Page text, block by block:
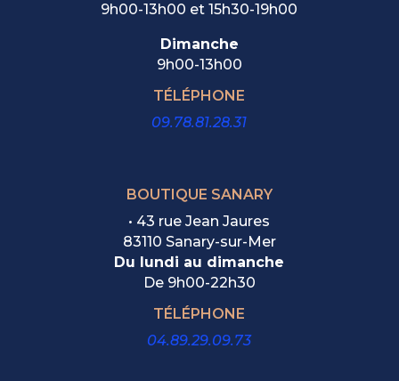
9h00-13h00 et 15h30-19h00
Dimanche
9h00-13h00
TÉLÉPHONE
09.78.81.28.31
BOUTIQUE SANARY
• 43 rue Jean Jaures
83110 Sanary-sur-Mer
Du lundi au dimanche
De 9h00-22h30
TÉLÉPHONE
04.89.29.09.73